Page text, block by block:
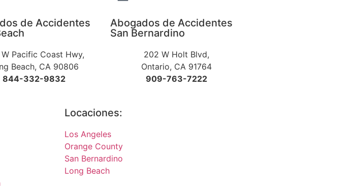
de Accidentes
Pacific Coast Hwy,
Beach, CA 90806
844-332-9832
Abogados de Accidentes
San Bernardino
202 W Holt Blvd,
Ontario, CA 91764
909-763-7222
Locaciones:
Los Angeles
Orange County
San Bernardino
Long Beach